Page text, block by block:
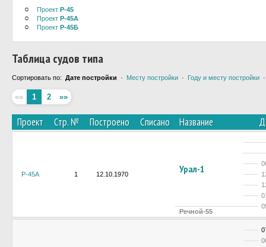
○ Проект Р-45
○ Проект Р-45А
○ Проект Р-45Б
Таблица судов типа
Сортировать по: Дате постройки · Месту постройки · Году и месту постройки
«« 1 2 »»
Проект Стр. № Построено Списано Название
Р-45А 1 12.10.1970 Урал-1
Речной-55